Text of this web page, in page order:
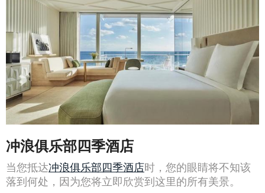
冲浪俱乐部四季酒店
当您抵达冲浪俱乐部四季酒店时，您的眼睛将不知该
落到何处，因为您将立即欣赏到这里的所有美景。